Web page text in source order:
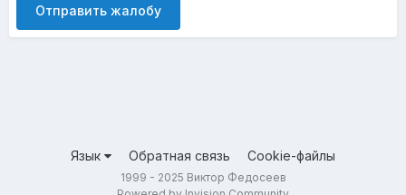
Отправить жалобу
Язык Обратная связь Cookie-файлы
1999 - 2025 Виктор Федосеев